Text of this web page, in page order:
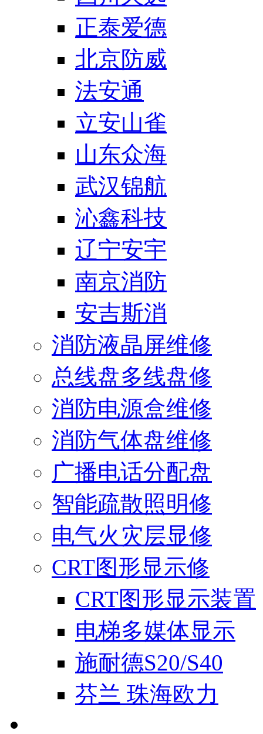
正泰爱德
北京防威
法安通
立安山雀
山东众海
武汉锦航
沁鑫科技
辽宁安宇
南京消防
安吉斯消
消防液晶屏维修
总线盘多线盘修
消防电源盒维修
消防气体盘维修
广播电话分配盘
智能疏散照明修
电气火灾层显修
CRT图形显示修
CRT图形显示装置
电梯多媒体显示
施耐德S20/S40
芬兰 珠海欧力